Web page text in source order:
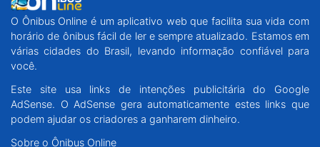
O Ônibus Online é um aplicativo web que facilita sua vida com
horário de ônibus fácil de ler e sempre atualizado. Estamos em
várias cidades do Brasil, levando informação confiável para
você.
Este site usa links de intenções publicitária do Google
AdSense. O AdSense gera automaticamente estes links que
podem ajudar os criadores a ganharem dinheiro.
Sobre o Ônibus Online